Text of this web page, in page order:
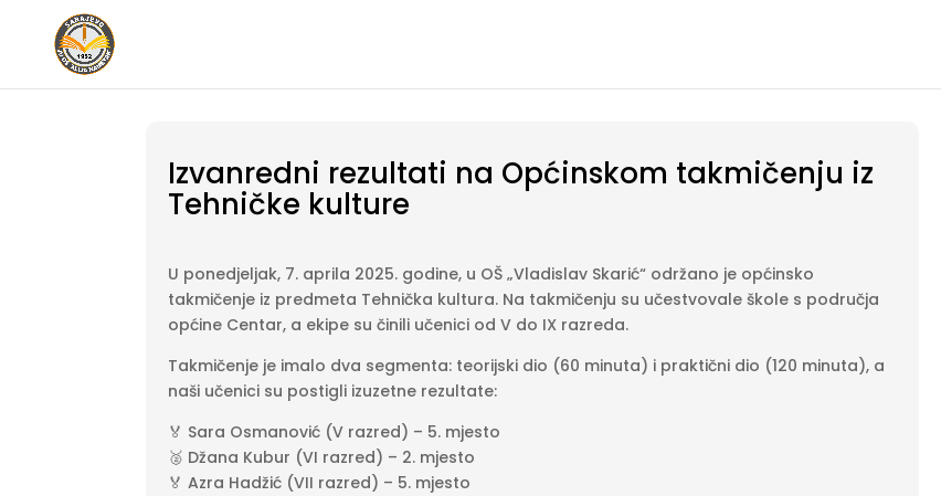
Izvanredni rezultati na Općinskom takmičenju iz
Tehničke kulture
U ponedjeljak, 7. aprila 2025. godine, u OŠ „Vladislav Skarić“ održano je općinsko
takmičenje iz predmeta Tehnička kultura. Na takmičenju su učestvovale škole s područja
općine Centar, a ekipe su činili učenici od V do IX razreda.
Takmičenje je imalo dva segmenta: teorijski dio (60 minuta) i praktični dio (120 minuta), a
naši učenici su postigli izuzetne rezultate:
🏅 Sara Osmanović (V razred) – 5. mjesto
🥈 Džana Kubur (VI razred) – 2. mjesto
🏅 Azra Hadžić (VII razred) – 5. mjesto